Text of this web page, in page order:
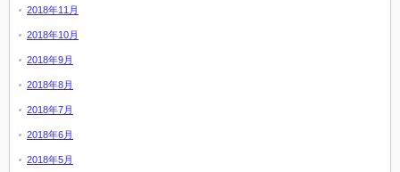
2018年11月
2018年10月
2018年9月
2018年8月
2018年7月
2018年6月
2018年5月